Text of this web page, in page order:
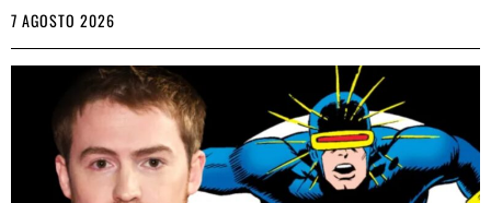
7 AGOSTO 2026